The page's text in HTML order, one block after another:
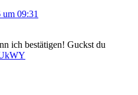
09:31
ich bestätigen! Guckst du